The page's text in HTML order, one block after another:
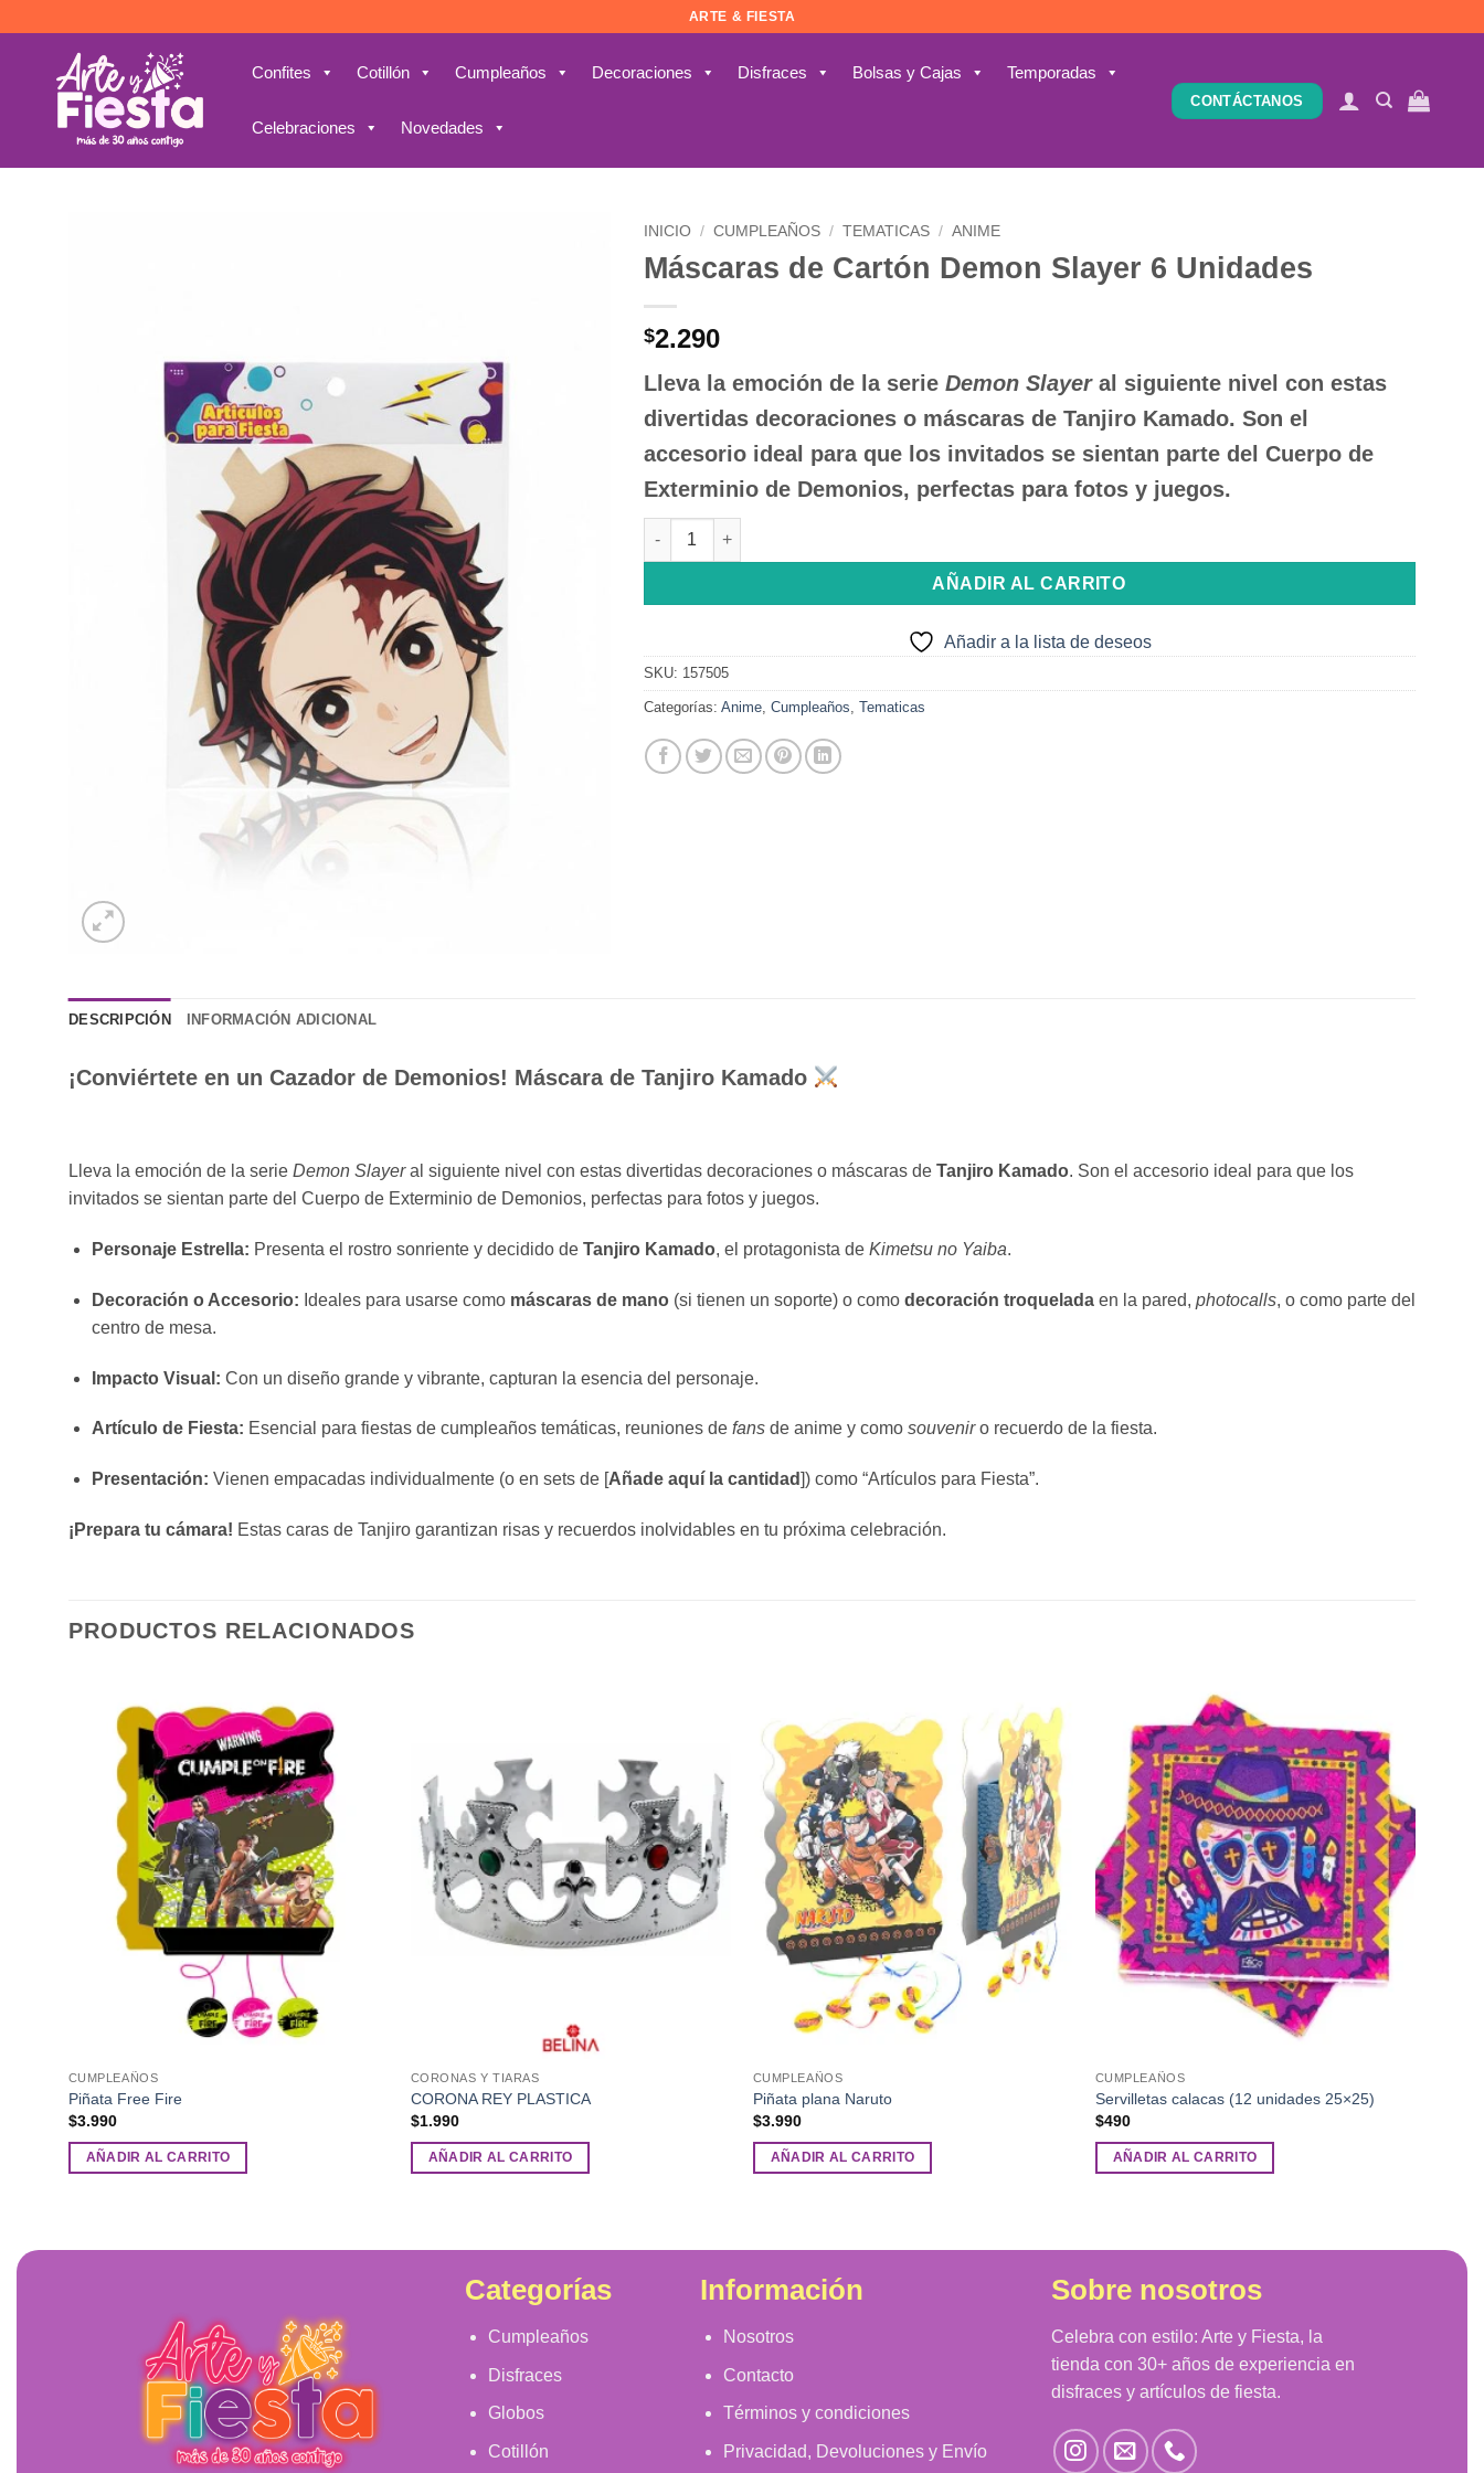
contenido
ARTE & FIESTA
Confites Cotillón Cumpleaños Decoraciones Disfraces Bolsas y Cajas Temporadas
Celebraciones Novedades
CONTÁCTANOS
INICIO / CUMPLEAÑOS / TEMATICAS / ANIME
Máscaras de Cartón Demon Slayer 6 Unidades
$2.290
Lleva la emoción de la serie Demon Slayeral siguiente nivel con estas
divertidas decoraciones o máscaras de Tanjiro Kamado. Son el
accesorio ideal para que los invitados se sientan parte del Cuerpo de
Exterminio de Demonios, perfectas para fotos y juegos.
Máscaras de Cartón Demon Slayer 6 Unidades cantidad
AÑADIR AL CARRITO
Añadir a la lista de deseos
SKU: 157505
Categorías: Anime, Cumpleaños Tematicas
DESCRIPCIÓN INFORMACIÓN ADICIONAL
¡Conviértete en un Cazador de Demonios! Máscara de Tanjiro Kamado
Lleva la emoción de la serie Demon Slayeral siguiente nivel con estas divertidas decoraciones o máscaras de Tanjiro Kamado. Son el accesorio ideal para que los
invitados se sientan parte del Cuerpo de Exterminio de Demonios, perfectas para fotos y juegos.
Personaje Estrella: Presenta el rostro sonriente y decidido de Tanjiro Kamado, el protagonista de Kimetsu no Yaiba.
Decoración o Accesorio: Ideales para usarse como máscaras de mano(si tienen un soporte) o como decoración troqueladaen la pared, photocalls, o como parte del
centro de mesa.
Impacto Visual: Con un diseño grande y vibrante, capturan la esencia del personaje.
Artículo de Fiesta: Esencial para fiestas de cumpleaños temáticas, reuniones de fansde anime y como souveniro recuerdo de la fiesta.
Presentación: Vienen empacadas individualmente (o en sets de [Añade aquí la cantidad]) como “Artículos para Fiesta”.
¡Prepara tu cámara! Estas caras de Tanjiro garantizan risas y recuerdos inolvidables en tu próxima celebración.
PRODUCTOS RELACIONADOS
Añadir
lista de
deseos
CUMPLEAÑOS
Piñata Free Fire
$3.990
AÑADIR AL CARRITO
CORONAS Y TIARAS
CORONA REY PLASTICA
$1.990
AÑADIR AL CARRITO
Añadir
a la
lista de
deseos
CUMPLEAÑOS
Piñata plana Naruto
$3.990
AÑADIR AL CARRITO
Añadir
a la
lista de
deseos
CUMPLEAÑOS
Servilletas calacas (12 unidades 25×25)
$490
AÑADIR AL CARRITO
Categorías
Cumpleaños
Disfraces
Globos
Cotillón
Información
Nosotros
Contacto
Términos y condiciones
Privacidad, Devoluciones y Envío
Sobre nosotros
Celebra con estilo: Arte y Fiesta, la
tienda con 30+ años de experiencia en
disfraces y artículos de fiesta.